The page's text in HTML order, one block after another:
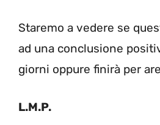
Staremo a vedere se
ad una conclusione
giorni oppure finirà per
L.M.P.